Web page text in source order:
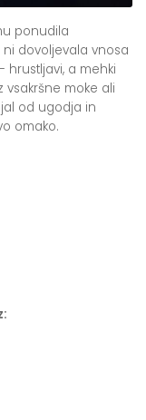
ponudila
dovoljevala vnosa
hrustljavi, a mehki
moke ali
od ugodja in
omako.